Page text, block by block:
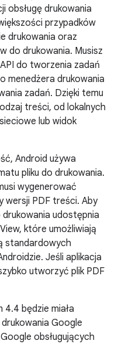
obsługę drukowania
przypadków
drukowania oraz
do drukowania. Musisz
do tworzenia zadań
menedżera drukowania
zadań. Dzięki temu
treści, od lokalnych
lub widok
Android używa
pliku do drukowania.
wygenerować
wersji PDF treści. Aby
udostępnia
które umożliwiają
standardowych
Jeśli aplikacja
utworzyć plik PDF
4.4 będzie miała
Google
obsługujących